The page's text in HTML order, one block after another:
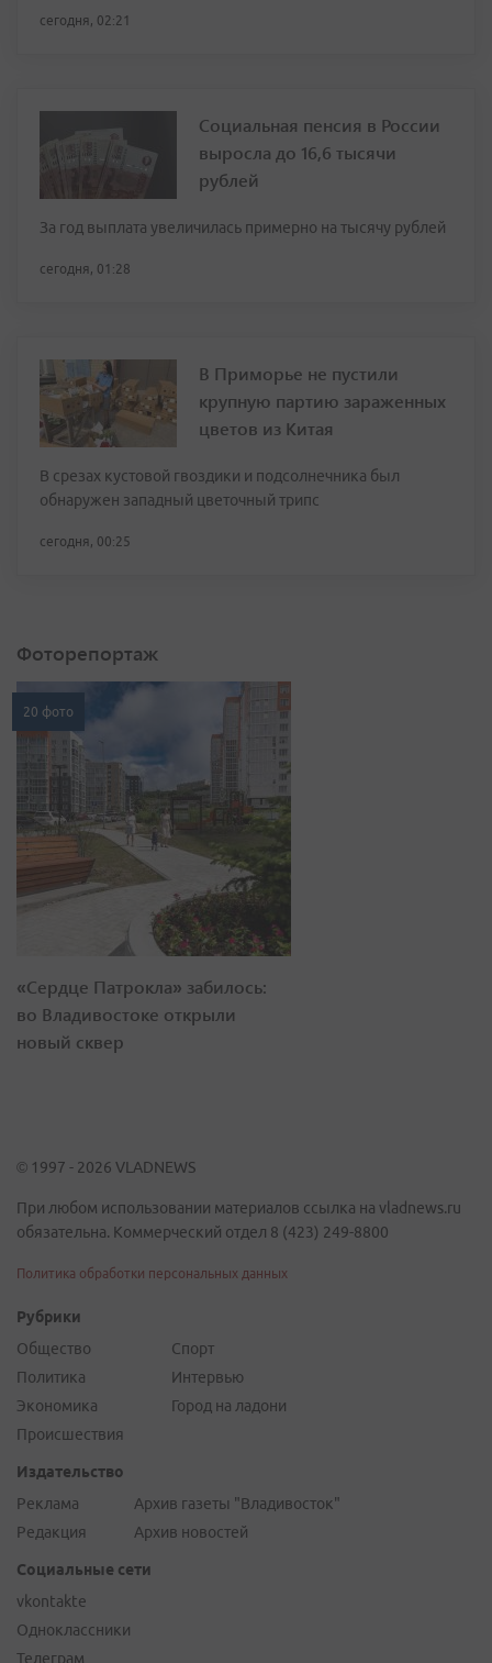
сегодня, 02:21
Социальная пенсия в России
выросла до 16,6 тысячи
рублей
За год выплата увеличилась примерно на тысячу рублей
сегодня, 01:28
В Приморье не пустили
крупную партию зараженных
цветов из Китая
В срезах кустовой гвоздики и подсолнечника был
обнаружен западный цветочный трипс
сегодня, 00:25
Фоторепортаж
20 фото
«Сердце Патрокла» забилось:
во Владивостоке открыли
новый сквер
© 1997 - 2026 VLADNEWS
При любом использовании материалов ссылка на vladnews.ru
обязательна. Коммерческий отдел 8 (423) 249-8800
Политика обработки персональных данных
Рубрики
Общество
Политика
Экономика
Происшествия
Спорт
Интервью
Город на ладони
Издательство
Реклама
Редакция
Архив газеты "Владивосток"
Архив новостей
Социальные сети
vkontakte
Одноклассники
Телеграм